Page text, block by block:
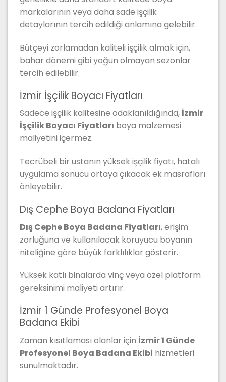
markalarının veya daha sade işçilik
detaylarının tercih edildiği anlamına gelebilir.
Bütçeyi zorlamadan kaliteli işçilik almak için,
bahar dönemi gibi yoğun olmayan sezonlar
tercih edilebilir.
İzmir İşçilik Boyacı Fiyatları
Sadece işçilik kalitesine odaklanıldığında, İzmir
İşçilik Boyacı Fiyatları boya malzemesi
maliyetini içermez.
Tecrübeli bir ustanın yüksek işçilik fiyatı, hatalı
uygulama sonucu ortaya çıkacak ek masrafları
önleyebilir.
Dış Cephe Boya Badana Fiyatları
Dış Cephe Boya Badana Fiyatları, erişim
zorluğuna ve kullanılacak koruyucu boyanın
niteliğine göre büyük farklılıklar gösterir.
Yüksek katlı binalarda vinç veya özel platform
gereksinimi maliyeti artırır.
İzmir 1 Günde Profesyonel Boya
Badana Ekibi
Zaman kısıtlaması olanlar için İzmir 1 Günde
Profesyonel Boya Badana Ekibi hizmetleri
sunulmaktadır.